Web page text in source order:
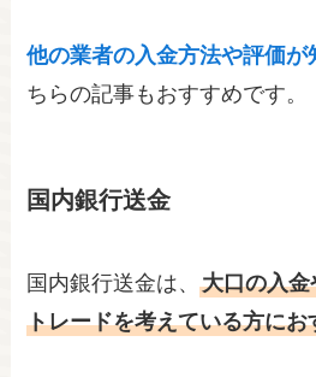
他の業者の入金方法や評価が
ちらの記事もおすすめです。
国内銀行送金
国内銀行送金は、大口の入
トレードを考えている方にお